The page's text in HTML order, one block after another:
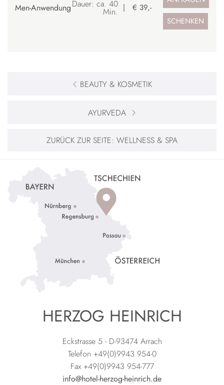
Men-AnwendungDauer: ca. 40
Min. € 39,-
SCHENKEN
BEAUTY & KOSMETIK
AYURVEDA
ZURÜCK ZUR SEITE: WELLNESS & SPA
HERZOG HEINRICH
Eckstrasse 5 - D-93474 Arrach
Telefon +49(0)9943 954-0
Fax +49(0)9943 954-777
info@hotel-herzog-heinrich.de